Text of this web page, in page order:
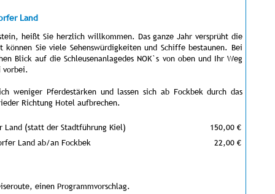
Land
heißt Sie herzlich willkommen. Das ganze Jahr versprüht die
Sie viele Sehenswürdigkeiten und Schiffe bestaunen. Bei
Blick auf die Schleusenanlagedes NOK`s von oben und Ihr Weg
vorbei.
weniger Pferdestärken und lassen sich ab Fockbek durch das
Richtung Hotel aufbrechen.
Land (statt der Stadtführung Kiel)
150,00 €
Land ab/an Fockbek
22,00 €
einen Programmvorschlag.